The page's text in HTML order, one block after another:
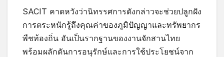
SACIT คาดหวังว่านิทรรศการดังกล่าวจะช่วยปลูกฝัง
การตระหนักรู้ถึงคุณค่าของภูมิปัญญาและทรัพยากร
พืชท้องถิ่น อันเป็นรากฐานของงานจักสานไทย
พร้อมผลักดันการอนุรักษ์และการใช้ประโยชน์จาก